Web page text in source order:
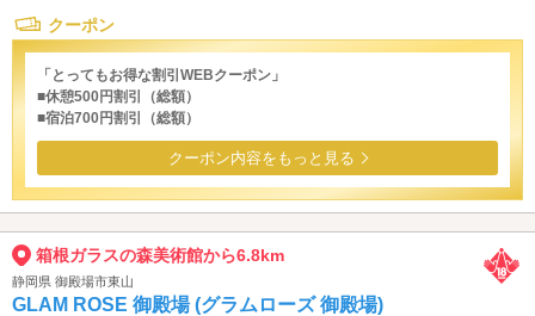
クーポン
「とってもお得な割引WEBクーポン」
■休憩500円割引（総額）
■宿泊700円割引（総額）
クーポン内容をもっと見る
箱根ガラスの森美術館から6.8km
静岡県 御殿場市東山
GLAM ROSE 御殿場 (グラムローズ 御殿場)